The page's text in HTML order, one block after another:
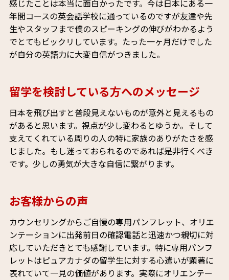
感じたことは本当に面白かったです。今は日本にある一
年間コースの英会話学校に通っているのですが友達や先
生やスタッフまで僕のスピーキングの伸びがわかるよう
でとてもビックリしています。たった一ヶ月だけでした
が自分の英語力に大変自信がつきました。
留学を検討している方へのメッセージ
日本を飛び出すと普段見えないものが意外と見えるもの
があると思います。視点が少し変わるとゆうか。そして
支えてくれている周りの人の特に家族のありがたさを感
じました。もし迷っておられるのであれば是非行くべき
です。少しの勇気が大きな自信に繋がります。
お客様からの声
カウンセリングからご自慢の専用パンフレット、オリエ
ンテーションに出発前日の確認電話と迅速かつ親切に対
応していただきとても感謝しています。特に専用パンフ
レットはピュアカナダの留学生に対する心遣いが顕著に
表れていて一見の価値があります。実際にオリエンテー